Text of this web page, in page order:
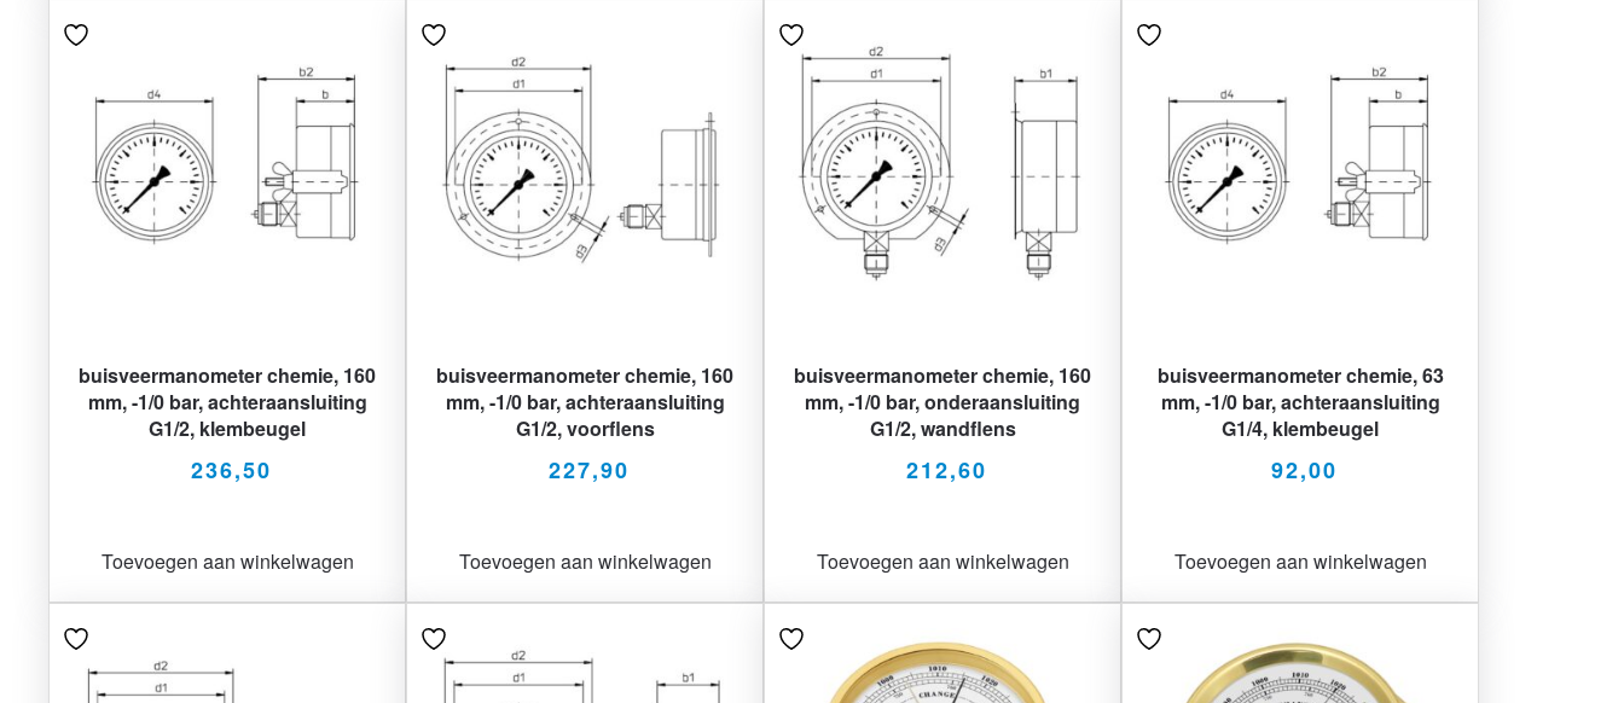
buisveermanometer chemie, 160
mm, -1/0 bar, achteraansluiting
G1/2, klembeugel
236,50
Toevoegen aan winkelwagen
buisveermanometer chemie, 160
mm, -1/0 bar, achteraansluiting
G1/2, voorflens
227,90
Toevoegen aan winkelwagen
buisveermanometer chemie, 160
mm, -1/0 bar, onderaansluiting
G1/2, wandflens
212,60
Toevoegen aan winkelwagen
buisveermanometer chemie, 63
mm, -1/0 bar, achteraansluiting
G1/4, klembeugel
92,00
Toevoegen aan winkelwagen